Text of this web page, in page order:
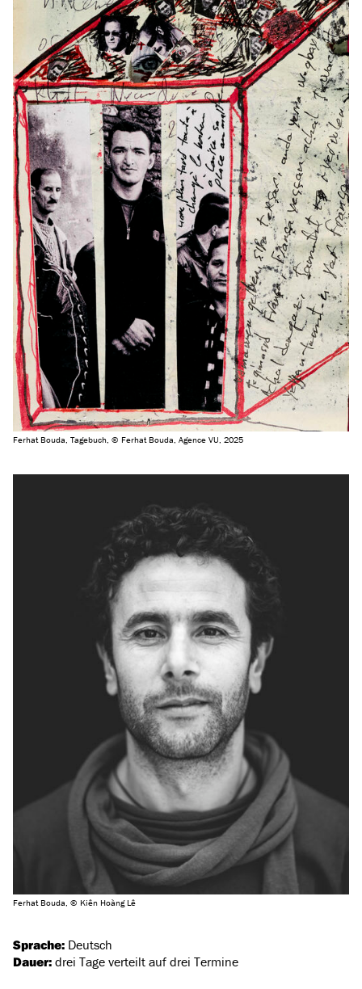
Ferhat Bouda, Tagebuch, © Ferhat Bouda, Agence VU, 2025
Ferhat Bouda, © Kiên Hoàng Lê
Sprache: Deutsch
Dauer: drei Tage verteilt auf drei Termine